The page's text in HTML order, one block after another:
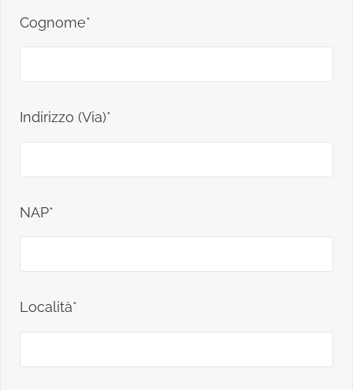
Cognome*
Indirizzo (Via)*
NAP*
Località*